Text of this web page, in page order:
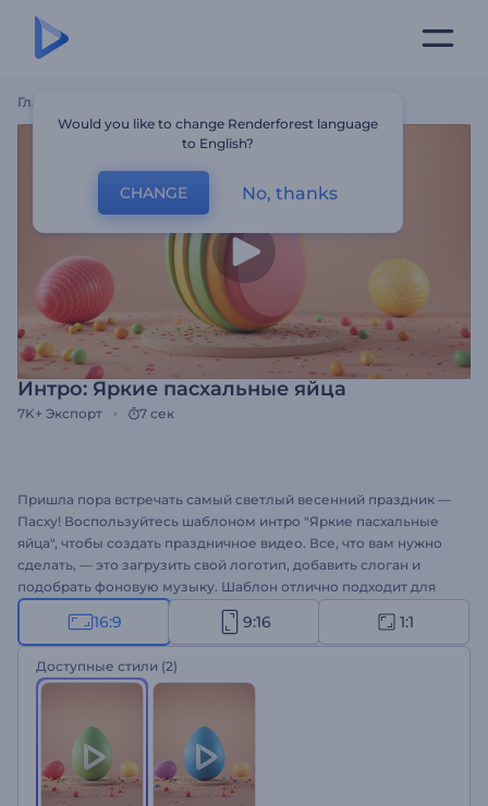
Главная
Интро: Яркие пасхальные яйца
7K+ Экспорт 7 сек
Пришла пора встречать самый светлый весенний праздник —
Пасху! Воспользуйтесь шаблоном интро "Яркие пасхальные
яйца", чтобы создать праздничное видео. Все, что вам нужно
сделать, — это загрузить свой логотип, добавить слоган и
подобрать фоновую музыку. Шаблон отлично подходит для
оформления поздравлений с Пасхой, рекламных роликов,
промо, интро для YouTube и других тематических проектов.
Наполните свое видео праздничной атмосферой светлой
Пасхи всего в пару кликов. Создайте свое интро!
16:9 9:16 1:1
Доступные стили (2)
Would you like to change Renderforest language
to English?
CHANGE No, thanks